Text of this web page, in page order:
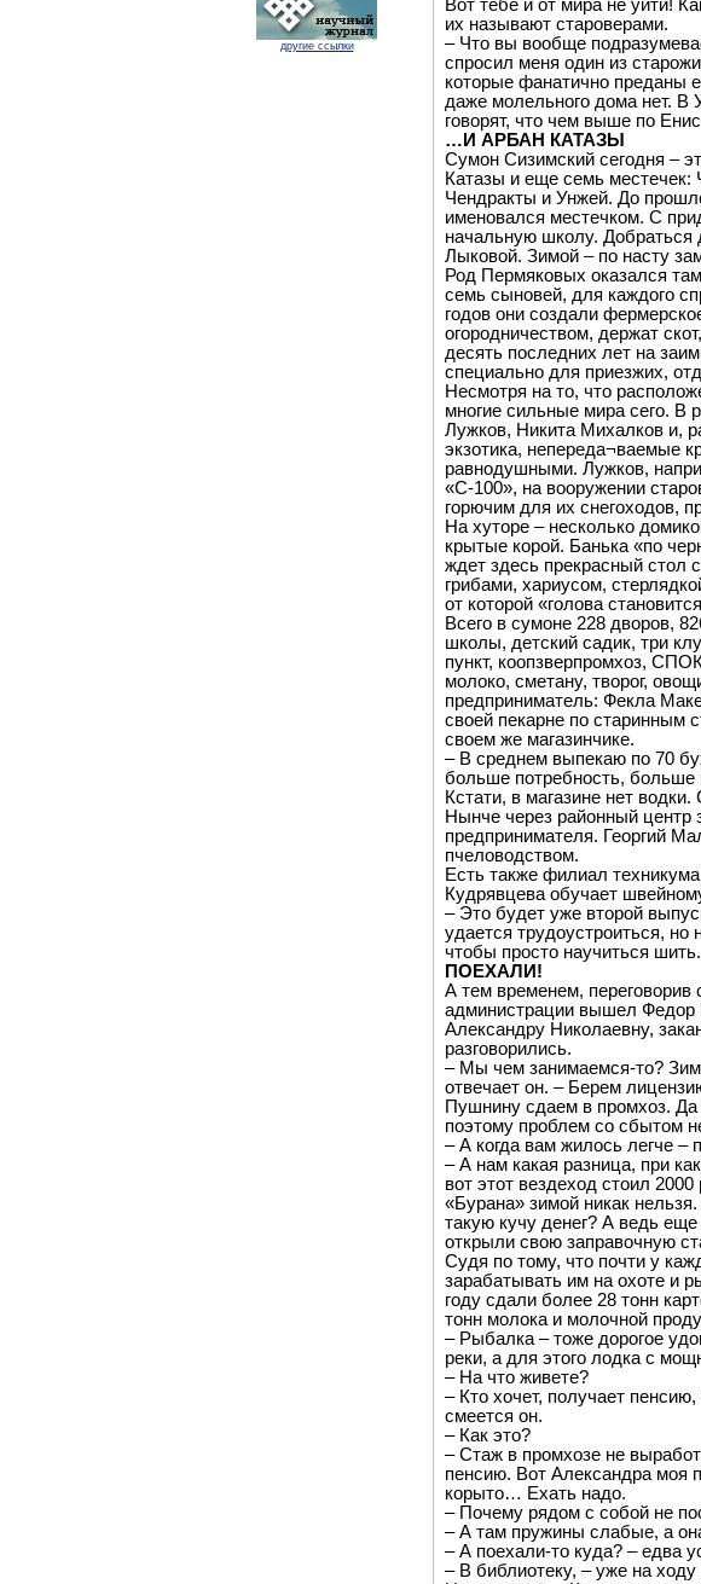
другие ссылки
Вот тебе и от мира не уйти!
их называют староверами.
– Что вы вообще
спросил меня один из
которые фанатично преданы
даже молельного дома нет. В
говорят, что чем выше по
…И АРБАН КАТАЗЫ
Сумон Сизимский сегодня –
Катазы и еще семь
Чендракты и Унжей. До
именовался местечком. С
начальную школу. Добраться
Лыковой. Зимой – по насту
Род Пермяковых оказался
семь сыновей, для каждого
годов они создали
огородничеством, держат
десять последних лет на
специально для приезжих,
Несмотря на то, что
многие сильные мира сего.
Лужков, Никита Михалков и,
экзотика, непереда¬ваемые
равнодушными. Лужков,
«С-100», на вооружении
горючим для их снегоходов,
На хуторе – несколько
крытые корой. Банька «по
ждет здесь прекрасный стол
грибами, хариусом,
от которой «голова
Всего в сумоне 228 дворов,
школы, детский садик, три
пункт, коопзверпромхоз,
молоко, сметану, творог,
предприниматель: Фекла
своей пекарне по старинным
своем же магазинчике.
– В среднем выпекаю по 70
больше потребность, больше
Кстати, в магазине нет
Нынче через районный центр
предпринимателя. Георгий
пчеловодством.
Есть также филиал
Кудрявцева обучает
– Это будет уже второй
удается трудоустроиться,
чтобы просто научиться шить.
ПОЕХАЛИ!
А тем временем,
администрации вышел Федор
Александру Николаевну,
разговорились.
– Мы чем занимаемся-то?
отвечает он. – Берем
Пушнину сдаем в промхоз. Да
поэтому проблем со сбытом
– А когда вам жилось легче –
– А нам какая разница, при
вот этот вездеход стоил
«Бурана» зимой никак
такую кучу денег? А ведь
открыли свою заправочную
Судя по тому, что почти у
зарабатывать им на охоте и
году сдали более 28 тонн
тонн молока и молочной
– Рыбалка – тоже дорогое
реки, а для этого лодка с
– На что живете?
– Кто хочет, получает
смеется он.
– Как это?
– Стаж в промхозе не
пенсию. Вот Александра моя
корыто… Ехать надо.
– Почему рядом с собой не
– А там пружины слабые, а
– А поехали-то куда? – едва
– В библиотеку, – уже на